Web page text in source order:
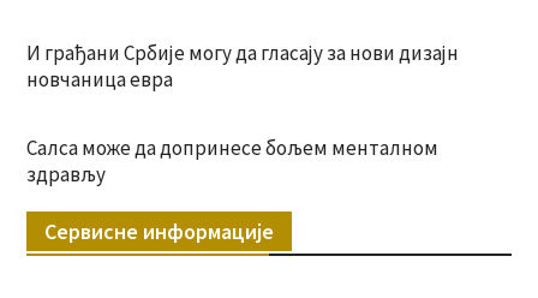
И грађани Србије могу да гласају за нови дизајн
новчаница евра
Салса може да допринесе бољем менталном
здрављу
Сервисне информације